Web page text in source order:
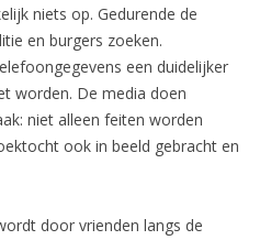
niets op. Gedurende de
en burgers zoeken.
een duidelijker
worden. De media doen
niet alleen feiten worden
ook in beeld gebracht en
door vrienden langs de